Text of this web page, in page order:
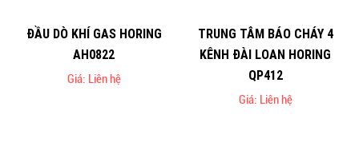
ĐẦU DÒ KHÍ GAS HORING
AH0822
Giá: Liên hệ
TRUNG TÂM BÁO CHÁY 4
KÊNH ĐÀI LOAN HORING
QP412
Giá: Liên hệ